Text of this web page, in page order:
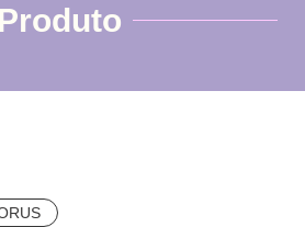
Produto